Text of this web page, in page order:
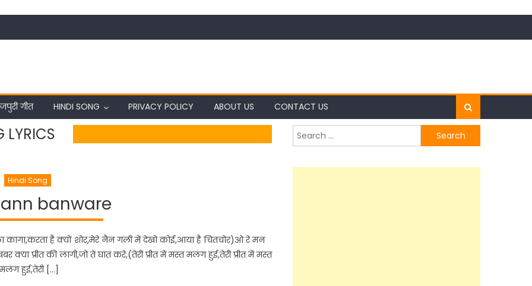
गीत HINDI SONG PRIVACY POLICY ABOUT US CONTACT US
LYRICS
Hindi Song
banware
है क्यों शोर,मेरे नैन गली में देखो कोई,आया है चितचोर)ओ रे मन
क्या प्रीत की लागी,जो ते घात करे,(तेरी प्रीत में मस्त मलंग हुई,तेरी प्रीत में मस्त
हुई,तेरी […]
Search
for: